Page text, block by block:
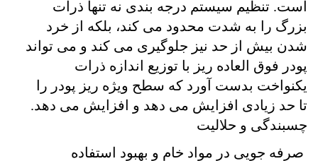
است. تنظیم سیستم درجه بندی نه تنها ذرات
بزرگ را به شدت محدود می کند، بلکه از خرد
شدن بیش از حد نیز جلوگیری می کند و می تواند
پودر فوق العاده ریز با توزیع اندازه ذرات
یکنواخت بدست آورد که سطح ویژه ریز پودر را
تا حد زیادی افزایش می دهد و افزایش می دهد.
چسبندگی و حلالیت
صرفه جویی در مواد خام و بهبود استفاده